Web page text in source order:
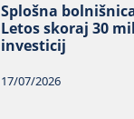
Splošna
Letos skoraj 30
investicij
17/07/2026